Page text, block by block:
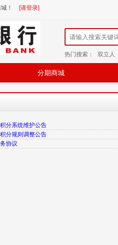
！ [请登录]
热门搜索： 双立人
分期商城
分系统维护公告
分规则调整公告
协议